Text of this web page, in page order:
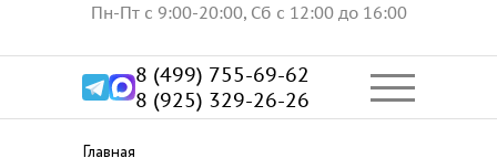
Пн-Пт с 9:00-20:00, Сб с 12:00 до 16:00
8 (499) 755-69-62
8 (925) 329-26-26
Главная